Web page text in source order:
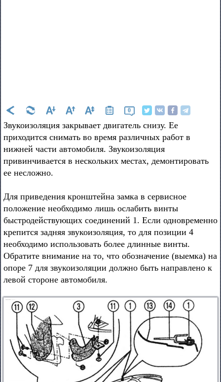
0
Звукоизоляция закрывает двигатель снизу. Ее
приходится снимать во время различных работ в
нижней части автомобиля. Звукоизоляция
привинчивается в нескольких местах, демонтировать
ее несложно.
Для приведения кронштейна замка в сервисное
положение необходимо лишь ослабить винты
быстродействующих соединений 1. Если одновременно
крепится задняя звукоизоляция, то для позиции 4
необходимо использовать более длинные винты.
Обратите внимание на то, что обозначение (выемка) на
опоре 7 для звукоизоляции должно быть направлено к
левой стороне автомобиля.